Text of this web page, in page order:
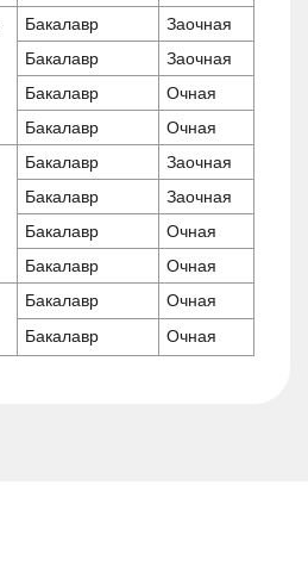
Бакалавр
Заочная
Бакалавр
Заочная
Бакалавр
Очная
Бакалавр
Очная
Бакалавр
Заочная
Бакалавр
Заочная
Бакалавр
Очная
Бакалавр
Очная
Бакалавр
Очная
Бакалавр
Очная